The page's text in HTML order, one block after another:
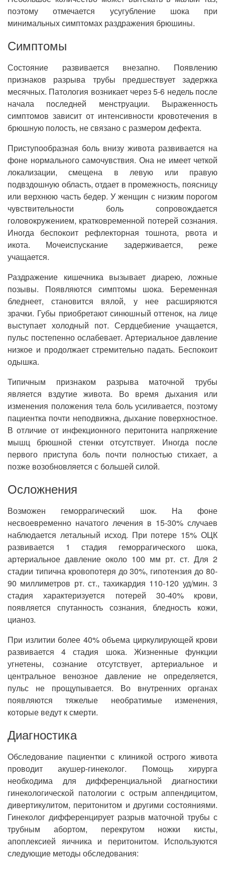
поэтому отмечается усугубление шока при
минимальных симптомах раздражения брюшины.
Симптомы
Состояние развивается внезапно. Появлению
признаков разрыва трубы предшествует задержка
месячных. Патология возникает через 5-6 недель после
начала последней менструации. Выраженность
симптомов зависит от интенсивности кровотечения в
брюшную полость, не связано с размером дефекта.
Приступообразная боль внизу живота развивается на
фоне нормального самочувствия. Она не имеет четкой
локализации, смещена в левую или правую
подвздошную область, отдает в промежность, поясницу
или верхнюю часть бедер. У женщин с низким порогом
чувствительности боль сопровождается
головокружением, кратковременной потерей сознания.
Иногда беспокоит рефлекторная тошнота, рвота и
икота. Мочеиспускание задерживается, реже
учащается.
Раздражение кишечника вызывает диарею, ложные
позывы. Появляются симптомы шока. Беременная
бледнеет, становится вялой, у нее расширяются
зрачки. Губы приобретают синюшный оттенок, на лице
выступает холодный пот. Сердцебиение учащается,
пульс постепенно ослабевает. Артериальное давление
низкое и продолжает стремительно падать. Беспокоит
одышка.
Типичным признаком разрыва маточной трубы
является вздутие живота. Во время дыхания или
изменения положения тела боль усиливается, поэтому
пациентка почти неподвижна, дыхание поверхностное.
В отличие от инфекционного перитонита напряжение
мышц брюшной стенки отсутствует. Иногда после
первого приступа боль почти полностью стихает, а
позже возобновляется с большей силой.
Осложнения
Возможен геморрагический шок. На фоне
несвоевременно начатого лечения в 15-30% случаев
наблюдается летальный исход. При потере 15% ОЦК
развивается 1 стадия геморрагического шока,
артериальное давление около 100 мм рт. ст. Для 2
стадии типична кровопотеря до 30%, гипотензия до 80-
90 миллиметров рт. ст., тахикардия 110-120 уд/мин. 3
стадия характеризуется потерей 30-40% крови,
появляется спутанность сознания, бледность кожи,
цианоз.
При излитии более 40% объема циркулирующей крови
развивается 4 стадия шока. Жизненные функции
угнетены, сознание отсутствует, артериальное и
центральное венозное давление не определяется,
пульс не прощупывается. Во внутренних органах
появляются тяжелые необратимые изменения,
которые ведут к смерти.
Диагностика
Обследование пациентки с клиникой острого живота
проводит акушер-гинеколог. Помощь хирурга
необходима для дифференциальной диагностики
гинекологической патологии с острым аппендицитом,
дивертикулитом, перитонитом и другими состояниями.
Гинеколог дифференцирует разрыв маточной трубы с
трубным абортом, перекрутом ножки кисты,
апоплексией яичника и перитонитом. Используются
следующие методы обследования: